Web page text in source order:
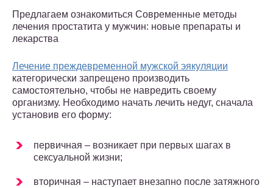
Предлагаем ознакомиться Современные методы
лечения простатита у мужчин: новые препараты и
лекарства
Лечение преждевременной мужской эякуляции
категорически запрещено производить
самостоятельно, чтобы не навредить своему
организму. Необходимо начать лечить недуг, сначала
установив его форму:
первичная – возникает при первых шагах в
сексуальной жизни;
вторичная – наступает внезапно после затяжного